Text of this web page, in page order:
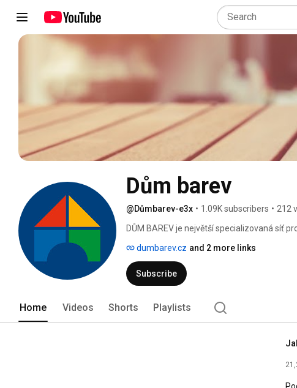
Dům barev
@Důmbarev-e3x • 1.09K subscribers • 212
DŮM BAREV je největší specializovaná síť
dumbarev.cz and 2 more links
Subscribe
Home Videos Shorts Playlists